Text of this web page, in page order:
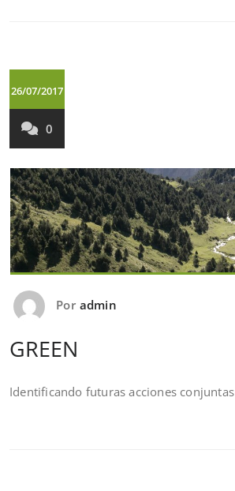
26/07/2017
0
Por admin
GREEN
Identificando futuras acciones conjuntas